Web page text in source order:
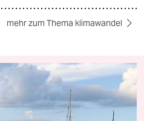
mehr zum Thema klimawandel